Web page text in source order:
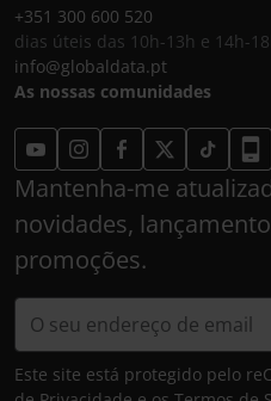
+351 300 600 520
dias úteis das 10h-13h e 14h-
info@globaldata.pt
As nossas comunidades
Mantenha-me
novidades,
promoções.
Este site está protegido pelo